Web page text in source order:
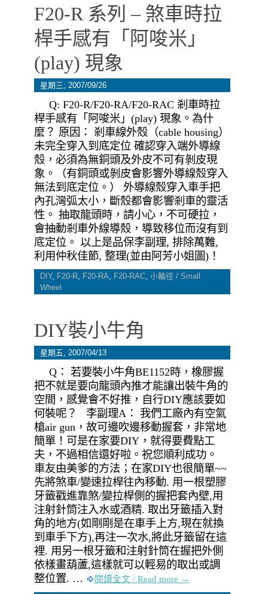
F20-R 系列 – 煞車時拉
桿手感有「阿唆米」
(play) 現象
星期三, 2007/09/26
Q: F20-R/F20-RA/F20-RAC 剎車時拉
桿手感有「阿唆米」(play) 現象。為什
麼？ 原因： 剎車線外殼（cable housing）
未完全穿入到底定位 確認穿入端外導線
殼，必須為無銅頭及外皮不可有剝皮現
象。（有銅頭或剝皮會影響外導線殼穿入
無法到底定位。） 外導線殼穿入車手把
內孔灣弧太小，斷殼都會影響剎車的靈活
性。 抽取龍頭時，請小心，不可硬拉，
會抽動剎車外線導殼，導致移位而沒有到
底定位。 以上是品保李副理, 排除萬難,
利用仲秋佳節, 整理(並由阿芳小姐圖)！
DIY, F20-R, F20-RA, F20-RAC, 小輪徑 / Small
Wheel
DIY裝小牛角
星期五, 2007/04/13
Q： 若要裝小牛角BE1152時，橡膠握
把不就是要向龍頭內推才能讓出裝牛角的
空間，感覺會不好推，自行DIY應該要如
何裝呢？ 李副理A： 我們工廠內有空氣
槍air gun，故可邊吹邊移動握套，非常地
簡單！可是在家要DIY，就得要費點工
夫，不過相信還好啦。祝您順利成功。
車友由美爹的方法；在家DIY也很簡單~~
先將煞車/變速拉桿往內移動. 用一根塑膠
牙籤戳進靠煞/變拉桿側的握把套內壁,用
注射針筒注入水或酒精. 取出牙籤插入對
角的地方(如剛剛是在車手上方,現在就換
到車手下方),再注一次水,將此牙籤留在這
裡. 用另一根牙籤和注射針筒在握把外側
依樣畫葫蘆,這樣就可以輕易的取出或調
整位置. …
閱讀全文 / Read more →